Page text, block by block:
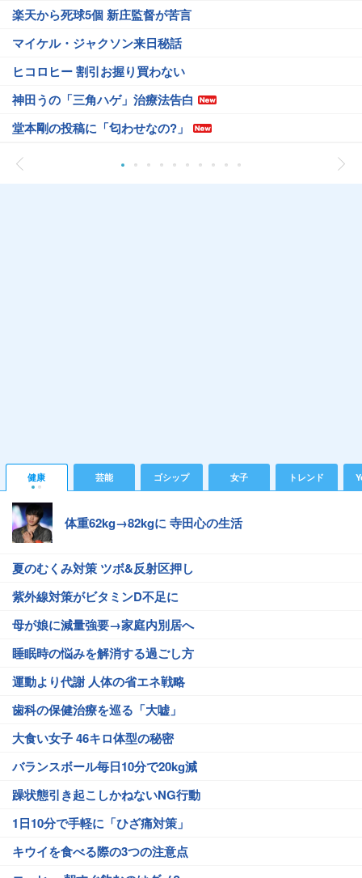
楽天から死球5個 新庄監督が苦言
マイケル・ジャクソン来日秘話
ヒコロヒー 割引お握り買わない
神田うの「三角ハゲ」治療法告白
堂本剛の投稿に「匂わせなの?」
健康 芸能 ゴシップ 女子 トレンド
体重62kg→82kgに 寺田心の生活
夏のむくみ対策 ツボ&反射区押し
紫外線対策がビタミンD不足に
母が娘に減量強要→家庭内別居へ
睡眠時の悩みを解消する過ごし方
運動より代謝 人体の省エネ戦略
歯科の保健治療を巡る「大嘘」
大食い女子 46キロ体型の秘密
バランスボール毎日10分で20kg減
躁状態引き起こしかねないNG行動
1日10分で手軽に「ひざ痛対策」
キウイを食べる際の3つの注意点